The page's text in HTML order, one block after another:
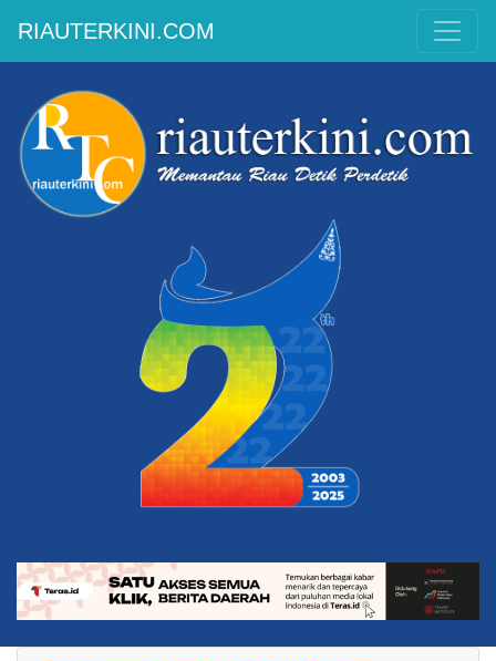
RIAUTERKINI.COM